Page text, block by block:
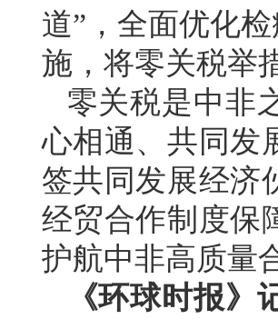
道”，全面优化
施，将零关税举
零关税是中非
心相通、共同发
签共同发展经济
经贸合作制度保
护航中非高质量
《环球时报